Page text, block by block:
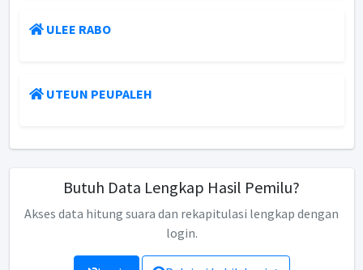
ULEE RABO
UTEUN PEUPALEH
Butuh Data Lengkap Hasil Pemilu?
Akses data hitung suara dan rekapitulasi lengkap dengan
login.